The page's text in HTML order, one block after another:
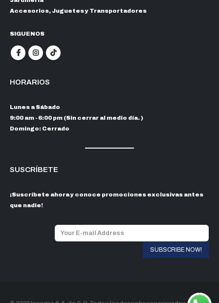
Accesorios, Juguetes y Transportadores
SIGUENOS
HORARIOS
Lunes a Sábado
9:00 am - 6:00 pm (Sin cerrar al medio día. )
Domingo: Cerrado
SUSCRÍBETE
¡Suscríbete ahora y conoce promociones exclusivas antes
que nadie!